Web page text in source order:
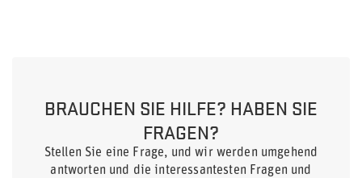
BRAUCHEN SIE HILFE? HABEN SIE
FRAGEN?
Stellen Sie eine Frage, und wir werden umgehend
antworten und die interessantesten Fragen und